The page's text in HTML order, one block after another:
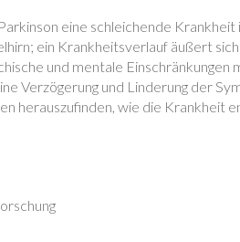
eine schleichende
ein Krankheitsverlauf äußert
und mentale Einschränkungen
Verzögerung und Linderung der
herauszufinden, wie die Krankheit